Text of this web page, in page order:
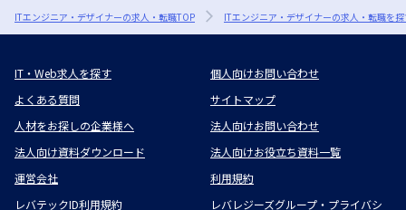
ITエンジニア・デザイナーの求人・転職TOP ITエンジニア・デザイナーの求人・転職を
IT・Web求人を探す
個人向けお問い合わせ
よくある質問
サイトマップ
人材をお探しの企業様へ
法人向けお問い合わせ
法人向け資料ダウンロード
法人向けお役立ち資料一覧
運営会社
利用規約
レバテックID利用規約
レバレジーズグループ・プライバシ